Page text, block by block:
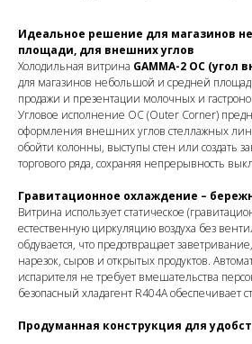
Идеальное решение для магазинов
площади, для внешних углов
Холодильная витрина GAMMA-2 OC (угол
для магазинов небольшой и средней
продажи и презентации молочных и
Угловое исполнение OC (Outer Corner)
оформления внешних углов стеллажных
обойти колонны, выступы стен или создать
торгового ряда, сохраняя непрерывность
Гравитационное охлаждение –
Витрина использует статическое
естественную циркуляцию воздуха без
обдувается, что предотвращает
нарезок, сыров и открытых продуктов.
испарителя не требует вмешательства
безопасный хладагент R404A обеспечивает
Продуманная конструкция для